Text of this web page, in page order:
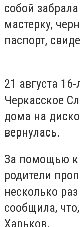
собой
мастерку,
паспорт,
21 августа
Черкасское
дома на
вернулась.
За помощью к
родители
несколько
сообщила,
Харьков.